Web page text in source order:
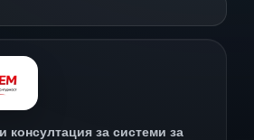
консултация за системи за